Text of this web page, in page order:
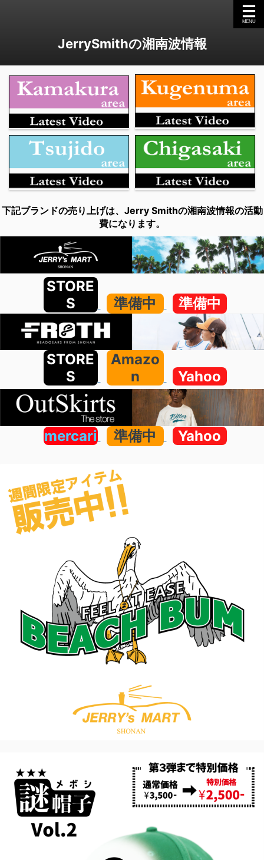
JerrySmithの湘南波情報
下記ブランドの売り上げは、Jerry Smithの湘南波情報の活動
費になります。
STORE
S
準備中 準備中
STORE
S
Amazo
n
Yahoo
mercari 準備中 Yahoo